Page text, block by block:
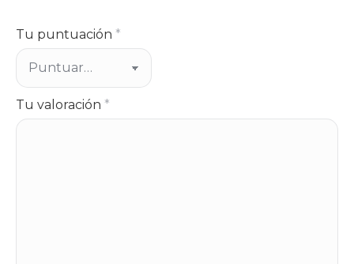
Tu puntuación *
Tu valoración *